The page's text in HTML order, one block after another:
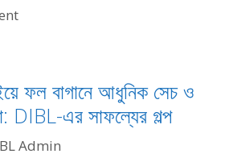
ফল বাগানে আধুনিক সেচ ও
DIBL-এর সাফল্যের গল্প
Admin